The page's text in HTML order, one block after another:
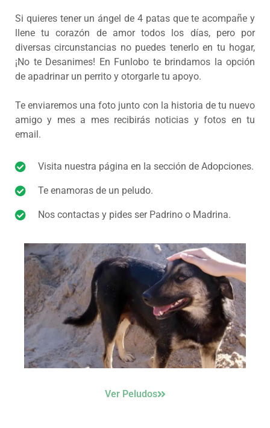
Si quieres tener un ángel de 4 patas que te acompañe y
llene tu corazón de amor todos los días, pero por
diversas circunstancias no puedes tenerlo en tu hogar,
¡No te Desanimes! En Funlobo te brindamos la opción
de apadrinar un perrito y otorgarle tu apoyo.
Te enviaremos una foto junto con la historia de tu nuevo
amigo y mes a mes recibirás noticias y fotos en tu
email.
Visita nuestra página en la sección de Adopciones.
Te enamoras de un peludo.
Nos contactas y pides ser Padrino o Madrina.
Ver Peludos